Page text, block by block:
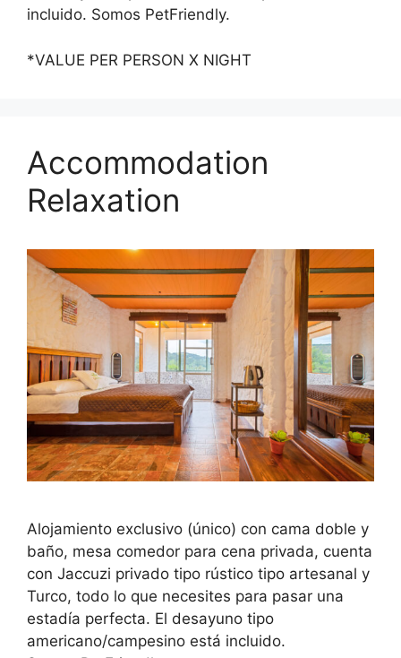
incluido. Somos PetFriendly.
*VALUE PER PERSON X NIGHT
Accommodation
Relaxation
Alojamiento exclusivo (único) con cama doble y
baño, mesa comedor para cena privada, cuenta
con Jaccuzi privado tipo rústico tipo artesanal y
Turco, todo lo que necesites para pasar una
estadía perfecta. El desayuno tipo
americano/campesino está incluido.